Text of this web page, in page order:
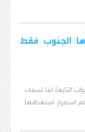
الجنوب فقط
التابعة لما تسمى
استمرار استهدافها